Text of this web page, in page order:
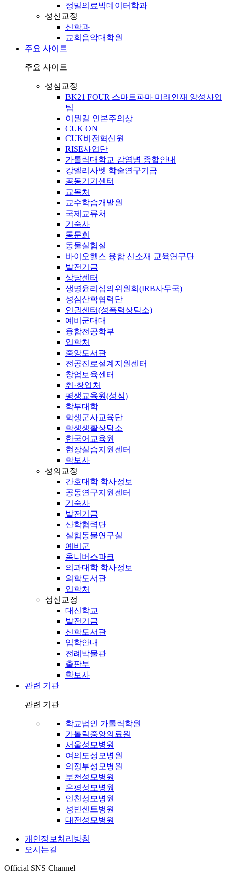
정밀의료빅데이터학과
성신교정
신학과
교회음악대학원
주요 사이트
주요 사이트
성심교정
BK21 FOUR 스마트파마 미래인재 양성사업
팀
이원길 인본주의상
CUK ON
CUK비전혁신원
RISE사업단
가톨릭대학교 감염병 종합안내
강엘리사벳 학술연구기금
공동기기센터
교목처
교수학습개발원
국제교류처
기숙사
동문회
동물실험실
바이오헬스 융합 신소재 교육연구단
발전기금
상담센터
생명윤리심의위원회(IRB사무국)
성심산학협력단
인권센터(성폭력상담소)
예비군대대
융합전공학부
입학처
중앙도서관
전공진로설계지원센터
창업보육센터
취·창업처
평생교육원(성심)
학부대학
학생군사교육단
학생생활상담소
한국어교육원
현장실습지원센터
학보사
성의교정
간호대학 학사정보
공동연구지원센터
기숙사
발전기금
산학협력단
실험동물연구실
예비군
옴니버스파크
의과대학 학사정보
의학도서관
입학처
성신교정
대신학교
발전기금
신학도서관
입학안내
전례박물관
출판부
학보사
관련 기관
관련 기관
학교법인 가톨릭학원
가톨릭중앙의료원
서울성모병원
여의도성모병원
의정부성모병원
부천성모병원
은평성모병원
인천성모병원
성빈센트병원
대전성모병원
개인정보처리방침
오시는길
Official SNS Channel